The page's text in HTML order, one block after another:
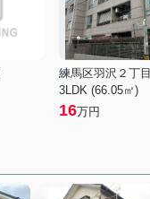
練馬区羽沢２丁目
3LDK (66.05㎡)
16万円